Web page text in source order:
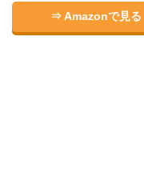
⇒ Amazonで見る